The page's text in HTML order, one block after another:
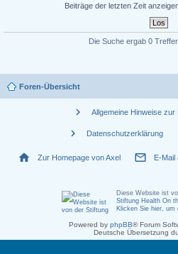
Beiträge der letzten Zeit
Die Suche ergab 0
Foren-Übersicht
chevron_right Allgemeine Hinweise
chevron_right Datenschutzerklärung
home Zur Homepage von Axel mail_outline E-Mail
Diese Website ist
Stiftung Health On
Klicken Sie hier, um
Powered by phpBB® Forum
Deutsche Übersetzung